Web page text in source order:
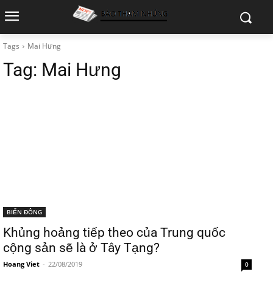
Tags Mai Hưng
Tag: Mai Hưng
BIỂN ĐÔNG
Khủng hoảng tiếp theo của Trung quốc
cộng sản sẽ là ở Tây Tạng?
Hoang Viet - 22/08/2019 0